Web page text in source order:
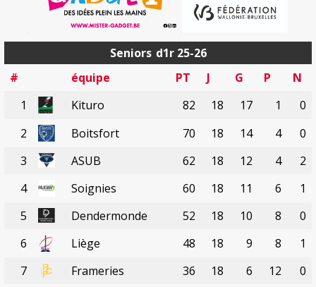
Seniors d1r 25-26
#
équipe PT J G P
N
1
Kituro 82 18 17 1
0
2
Boitsfort 70 18 14 4
0
3
ASUB 62 18 12 4
2
4
Soignies 60 18 11 6
1
5
Dendermonde 52 18 10 8
0
6
Liège 48 18 9 8
1
7
Frameries 36 18 6 12
0